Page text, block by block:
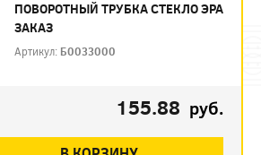
ПОВОРОТНЫЙ ТРУБКА СТЕКЛО ЭРА
ЗАКАЗ
Артикул: Б0033000
155.88 руб.